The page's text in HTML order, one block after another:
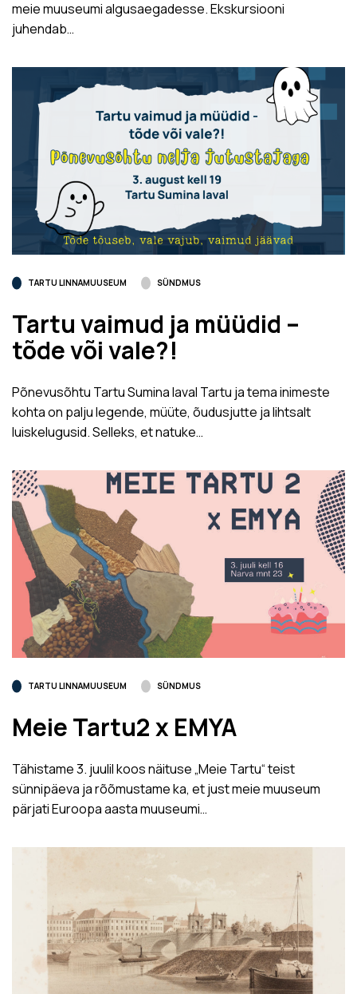
meie muuseumi algusaegadesse. Ekskursiooni
juhendab…
TARTU LINNAMUUSEUM SÜNDMUS
Tartu vaimud ja müüdid –
tõde või vale?!
Põnevusõhtu Tartu Sumina laval Tartu ja tema inimeste
kohta on palju legende, müüte, õudusjutte ja lihtsalt
luiskelugusid. Selleks, et natuke…
TARTU LINNAMUUSEUM SÜNDMUS
Meie Tartu2 x EMYA
Tähistame 3. juulil koos näituse „Meie Tartu“ teist
sünnipäeva ja rõõmustame ka, et just meie muuseum
pärjati Euroopa aasta muuseumi…